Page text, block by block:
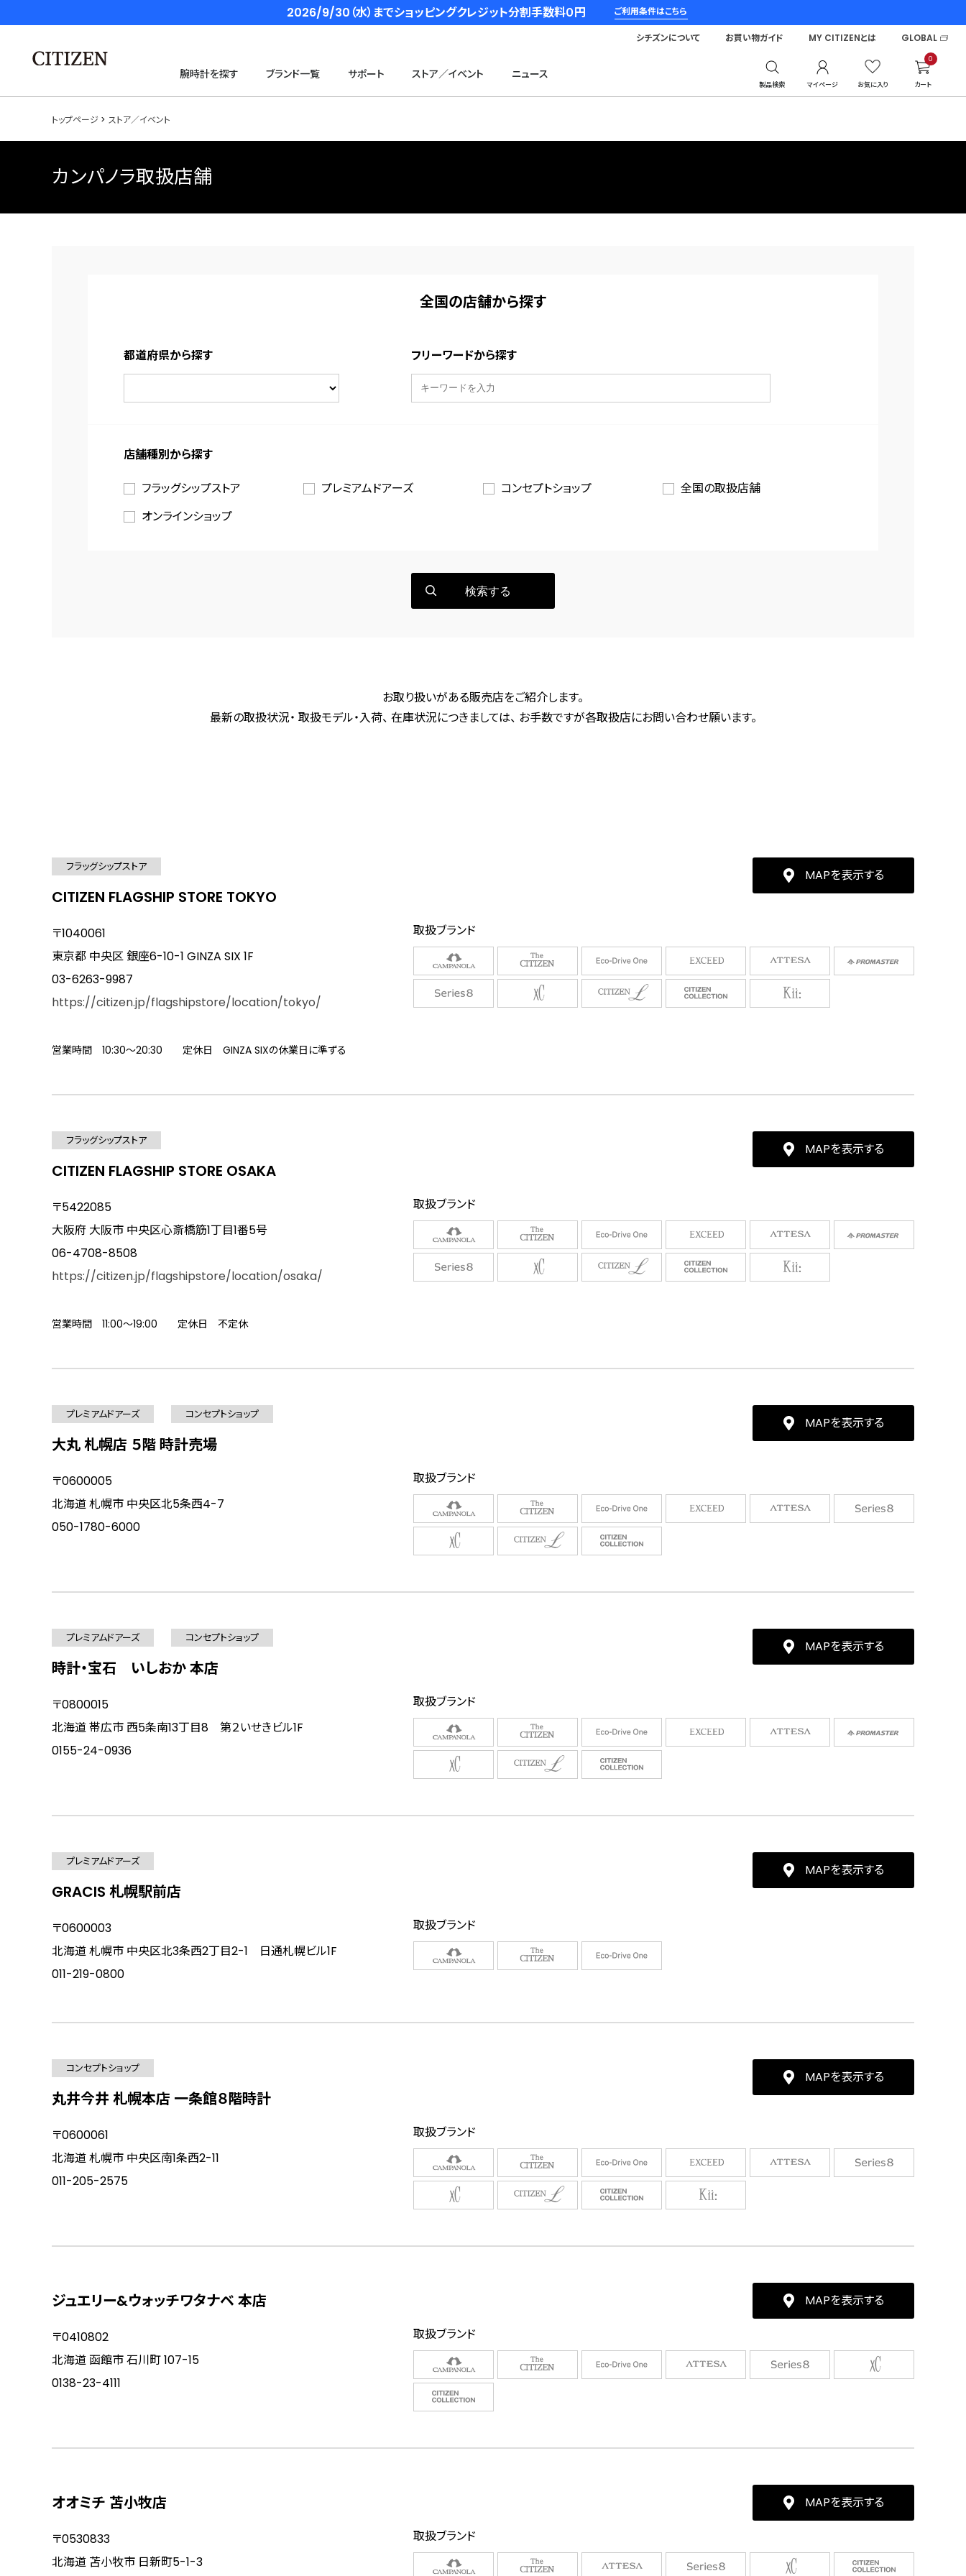
2026/9/30（水）までショッピングクレジット分割手数料０円 ご利用条件はこちら
腕時計を探す ブランド一覧 サポート ストア／イベント ニュース
製品検索 マイページ お気に入り
0
カート
シチズンについて お買い物ガイド MY CITIZENとは GLOBAL
トップページ ストア／イベント
カンパノラ取扱店舗
全国の店舗から探す
都道府県から探す フリーワードから探す
店舗種別から探す
フラッグシップストア プレミアムドアーズ コンセプトショップ
全国の取扱店舗
オンラインショップ
検索する
お取り扱いがある販売店をご紹介します。
最新の取扱状況・ 取扱モデル・入荷、 在庫状況につきましては、 お手数ですが各取扱店にお問い合わせ願います。
フラッグシップストア
CITIZEN FLAGSHIP STORE TOKYO
MAPを表示する
〒1040061
東京都 中央区 銀座6-10-1 GINZA SIX 1F
03-6263-9987
https://citizen.jp/flagshipstore/location/tokyo/
取扱ブランド
営業時間 10:30～20:30 定休日 GINZA SIXの休業日に準ずる
フラッグシップストア
CITIZEN FLAGSHIP STORE OSAKA
MAPを表示する
〒5422085
大阪府 大阪市 中央区心斎橋筋1丁目1番5号
06-4708-8508
https://citizen.jp/flagshipstore/location/osaka/
取扱ブランド
営業時間 11:00～19:00 定休日 不定休
プレミアムドアーズ コンセプトショップ
大丸 札幌店 ５階 時計売場
MAPを表示する
〒0600005
北海道 札幌市 中央区北5条西4-7
050-1780-6000
取扱ブランド
プレミアムドアーズ コンセプトショップ
時計・宝石 いしおか 本店
MAPを表示する
〒0800015
北海道 帯広市 西5条南13丁目8 第２いせきビル1F
0155-24-0936
取扱ブランド
プレミアムドアーズ
GRACIS 札幌駅前店
MAPを表示する
〒0600003
北海道 札幌市 中央区北3条西2丁目2-1 日通札幌ビル1F
011-219-0800
取扱ブランド
コンセプトショップ
丸井今井 札幌本店 一条館８階時計
MAPを表示する
〒0600061
北海道 札幌市 中央区南1条西2-11
011-205-2575
取扱ブランド
ジュエリー&ウォッチワタナベ 本店 MAPを表示する
〒0410802
北海道 函館市 石川町 107-15
0138-23-4111
取扱ブランド
オオミチ 苫小牧店 MAPを表示する
〒0530833
北海道 苫小牧市 日新町5-1-3
取扱ブランド